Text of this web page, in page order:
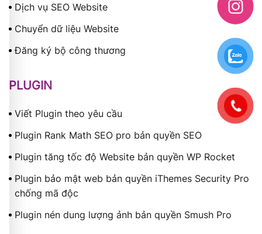
Dịch vụ SEO Website
Chuyển dữ liệu Website
Đăng ký bộ công thương
PLUGIN
Viết Plugin theo yêu cầu
Plugin Rank Math SEO pro bản quyền SEO
Plugin tăng tốc độ Website bản quyền WP Rocket
Plugin bảo mật web bản quyền iThemes Security Pro
chống mã độc
Plugin nén dung lượng ảnh bản quyền Smush Pro